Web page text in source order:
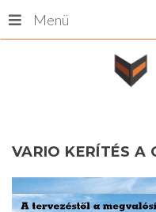
Menü
VARIO KERÍTÉS A